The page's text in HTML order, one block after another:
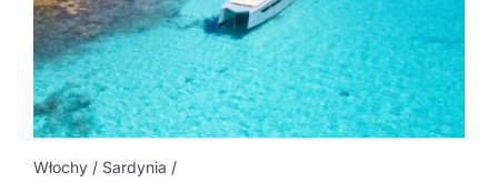
Włochy / Sardynia /